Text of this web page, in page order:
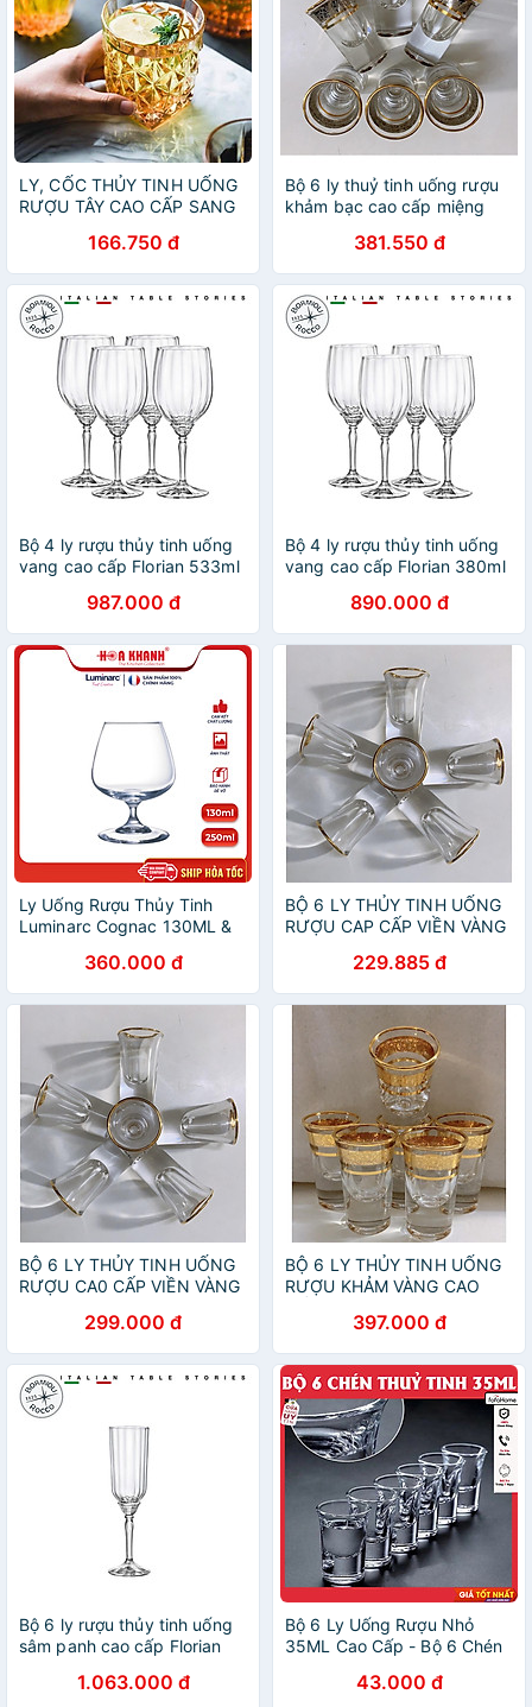
LY, CỐC THỦY TINH UỐNG
RƯỢU TÂY CAO CẤP SANG
166.750 đ
Bộ 6 ly thuỷ tinh uống rượu
khảm bạc cao cấp miệng
381.550 đ
Bộ 4 ly rượu thủy tinh uống
vang cao cấp Florian 533ml
987.000 đ
Bộ 4 ly rượu thủy tinh uống
vang cao cấp Florian 380ml
890.000 đ
Ly Uống Rượu Thủy Tinh
Luminarc Cognac 130ML &
360.000 đ
BỘ 6 LY THỦY TINH UỐNG
RƯỢU CAP CẤP VIỀN VÀNG
229.885 đ
BỘ 6 LY THỦY TINH UỐNG
RƯỢU CA0 CẤP VIỀN VÀNG
299.000 đ
BỘ 6 LY THỦY TINH UỐNG
RƯỢU KHẢM VÀNG CAO
397.000 đ
Bộ 6 ly rượu thủy tinh uống
sâm panh cao cấp Florian
1.063.000 đ
Bộ 6 Ly Uống Rượu Nhỏ
35ML Cao Cấp - Bộ 6 Chén
Bóng - Cốc Uống Rượu Làm
43.000 đ